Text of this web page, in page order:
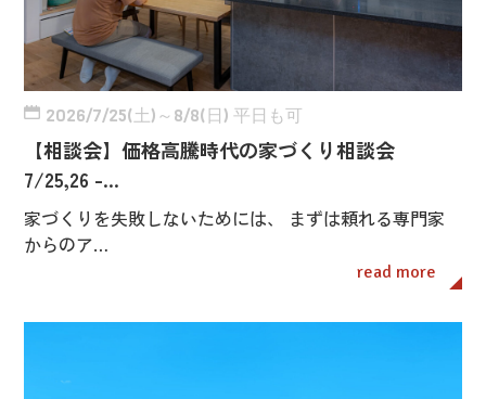
2026/7/25(土)～8/8(日) 平日も可
【相談会】価格高騰時代の家づくり相談会
7/25,26 -…
家づくりを失敗しないためには、 まずは頼れる専門家
からのア…
read more